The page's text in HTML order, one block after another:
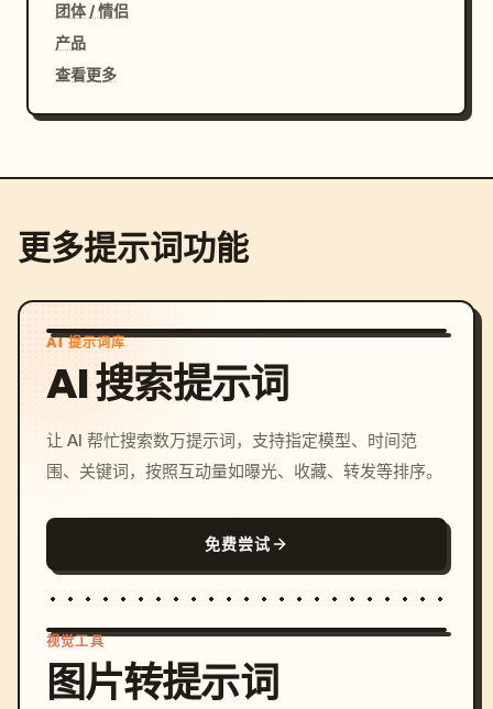
团体 / 情侣
产品
查看更多
更多提示词功能
AI 提示词库
AI 搜索提示词
让 AI 帮忙搜索数万提示词，支持指定模型、时间范
围、关键词，按照互动量如曝光、收藏、转发等排序。
免费尝试
视觉工具
图片转提示词